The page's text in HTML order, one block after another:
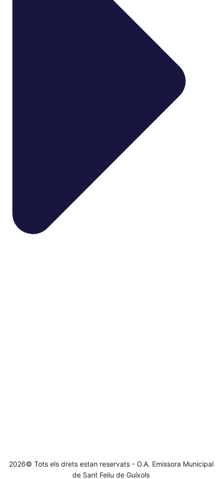
2026© Tots els drets estan reservats - O.A. Emissora Municipal
de Sant Feliu de Guíxols